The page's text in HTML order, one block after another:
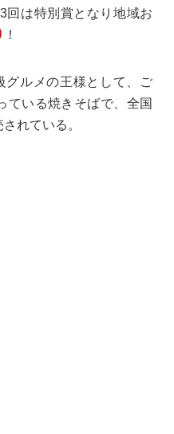
回は特別賞となり地域お
！
グルメの王様として、ご
ている焼きそばで、全国
れている。